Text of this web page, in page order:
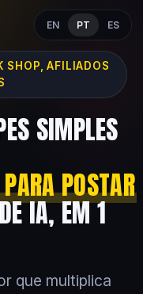
EN PT ES
SHOP, AFILIADOS
SIMPLES
POSTAR
IA, EM 1
que multiplica